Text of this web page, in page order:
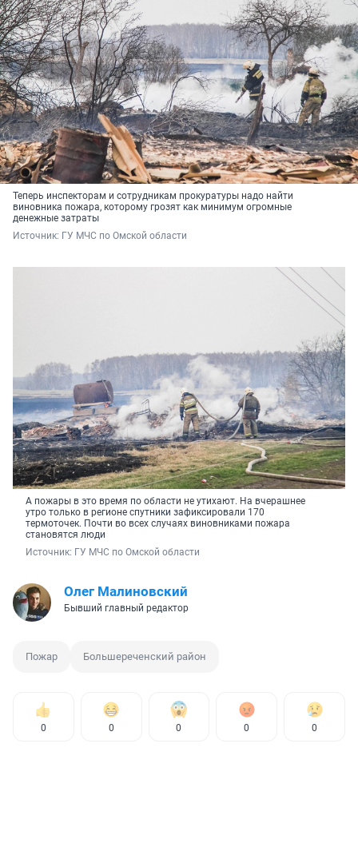
Теперь инспекторам и сотрудникам прокуратуры надо найти
виновника пожара, которому грозят как минимум огромные
денежные затраты
Источник: ГУ МЧС по Омской области
А пожары в это время по области не утихают. На вчерашнее
утро только в регионе спутники зафиксировали 170
термоточек. Почти во всех случаях виновниками пожара
становятся люди
Источник: ГУ МЧС по Омской области
Олег Малиновский
Бывший главный редактор
Пожар Большереченский район
0 0 0 0 0